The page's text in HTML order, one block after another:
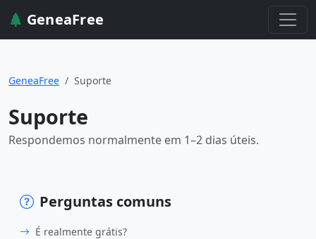
GeneaFree
GeneaFree Suporte
Suporte
Respondemos normalmente em 1–2 dias úteis.
Perguntas comuns
É realmente grátis?